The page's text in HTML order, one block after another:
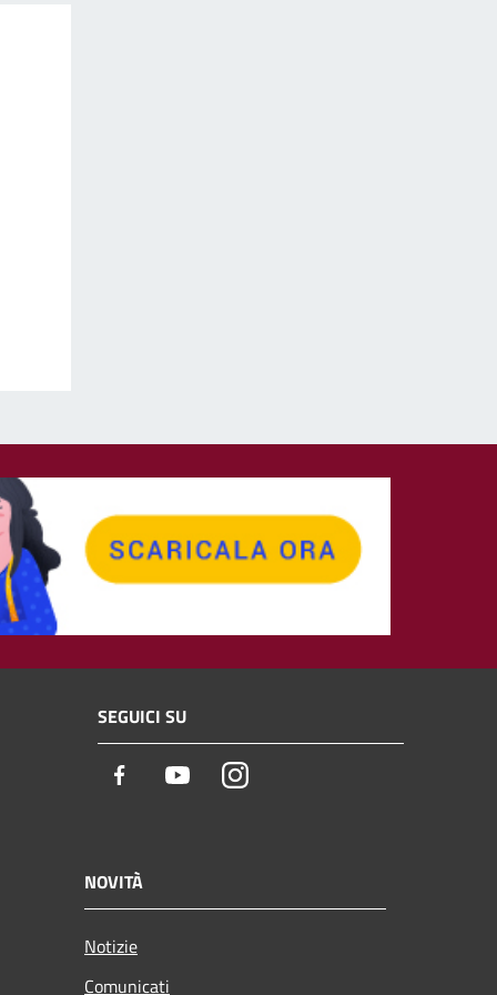
SEGUICI SU
Facebook YoutubeInstagram
NOVITÀ
Notizie
Comunicati